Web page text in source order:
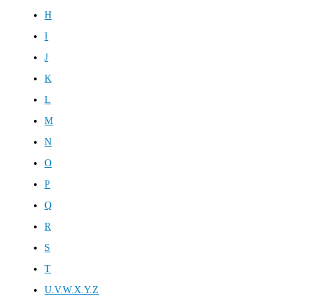
H
I
J
K
L
M
N
O
P
Q
R
S
T
U.V.W.X.Y.Z